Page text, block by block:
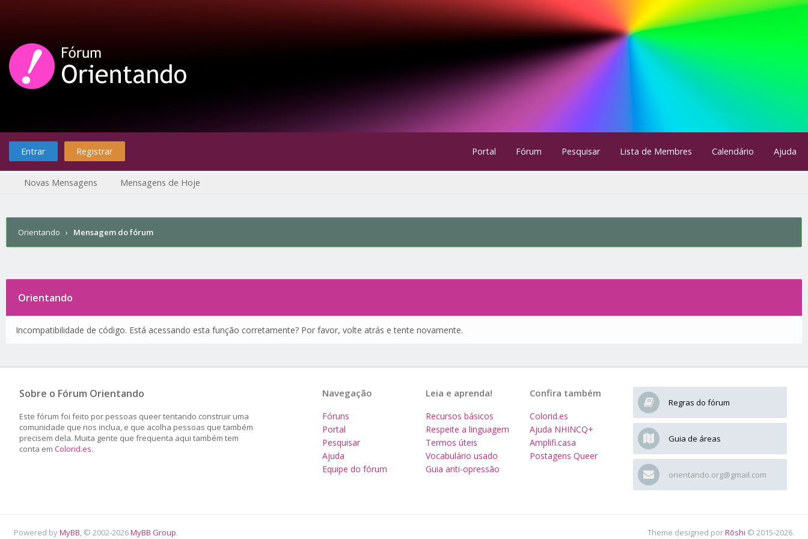
Entrar Registrar Portal Fórum Pesquisar Lista de Membres Calendário Ajuda
Novas Mensagens Mensagens de Hoje
Orientando › Mensagem do fórum
Orientando
Incompatibilidade de código. Está acessando esta função corretamente? Por favor, volte atrás e tente novamente.
Sobre o Fórum Orientando
Este fórum foi feito por pessoas queer tentando construir uma
comunidade que nos inclua, e que acolha pessoas que também
precisem dela. Muita gente que frequenta aqui também tem
conta em Colorid.es.
Regras do fórum
Guia de áreas
orientando.org@gmail.com
Confira também
Colorid.es
Ajuda NHINCQ+
Amplifi.casa
Postagens Queer
Leia e aprenda!
Recursos básicos
Respeite a linguagem
Termos úteis
Vocabulário usado
Guia anti-opressão
Navegação
Fóruns
Portal
Pesquisar
Ajuda
Equipe do fórum
Powered byMyBB , © 2002-2026MyBB Group. Theme designed porRōshi © 2015-2026.